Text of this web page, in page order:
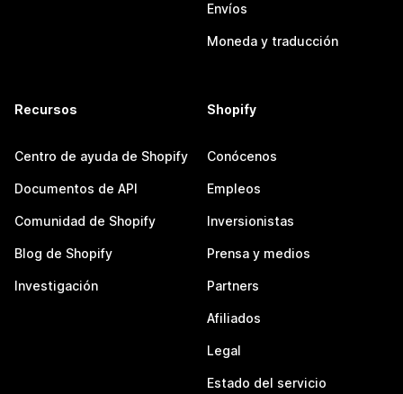
Envíos
Moneda y traducción
Recursos
Centro de ayuda de Shopify
Documentos de API
Comunidad de Shopify
Blog de Shopify
Investigación
Shopify
Conócenos
Empleos
Inversionistas
Prensa y medios
Partners
Afiliados
Legal
Estado del servicio